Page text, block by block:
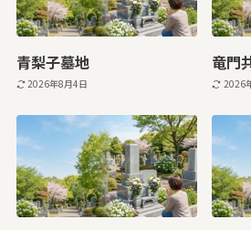
青梨子墓地
2026年8月4日
竜門
2026